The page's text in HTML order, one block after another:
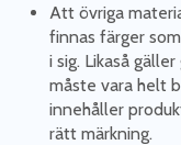
Att övriga
finnas färger
i sig. Likaså
måste vara helt
innehåller
rätt märkning.